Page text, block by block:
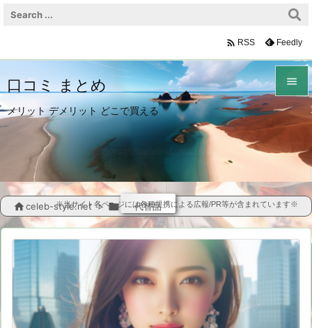


メニュ
サイド

前へ

次へ

 RSS Feedly
口コミ まとめ
メリット デメリット どこで買える
celeb-style.net >  代替品
※当サイト各ページには各種提携による広報/PR等が含まれています※